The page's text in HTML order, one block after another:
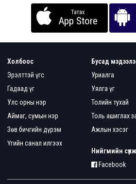
Татах
App Store
Холбоос
Эрэлттэй үгс
Гадаад үг
Улс орны нэр
Аймаг, сумын нэр
Зөв бичгийн дүрэм
Үгийн санал илгээх
Бусад
Уриалга
Уялга үг
Толийн тухай
Толь ашиглах
Ажлын хэсэг
Нийгмийн
Facebook